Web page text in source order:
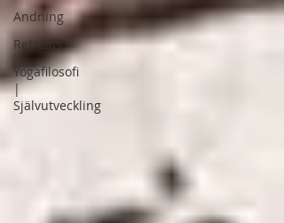
Andning
Retreats
Yogafilosofi
|
Självutveckling